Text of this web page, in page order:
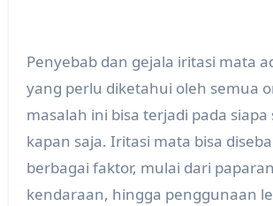
Penyebab dan gejala iritasi mata
yang perlu diketahui oleh semua
masalah ini bisa terjadi pada siapa
kapan saja. Iritasi mata bisa
berbagai faktor, mulai dari
kendaraan, hingga penggunaan